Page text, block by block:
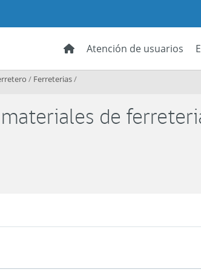
Atención de usuarios
/ Ferreterias/
de